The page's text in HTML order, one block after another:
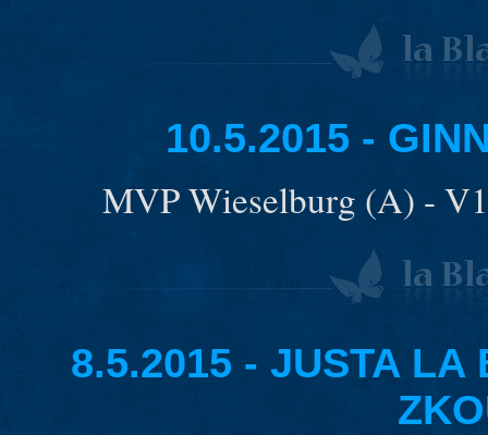
10.5.2015 -
MVP Wieselburg (A) -
8.5.2015 - JUSTA